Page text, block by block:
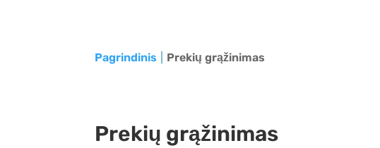
Pagrindinis Prekių grąžinimas
Prekių grąžinimas